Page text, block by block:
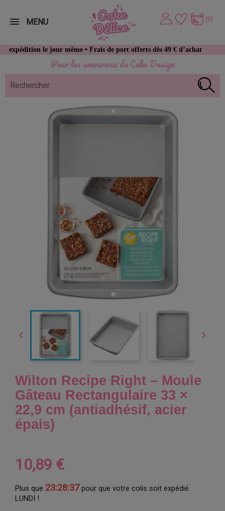
Pour les amoureux du Cake Design
le jour même • Frais de port offerts dès 49 € d’achat
(0)
MENU
 
Wilton Recipe Right – Moule
Gâteau Rectangulaire 33 ×
22,9 cm (antiadhésif, acier
épais)
10,89 €
Plus que 23:28:36pour que votre colis soit expédié
LUNDI !